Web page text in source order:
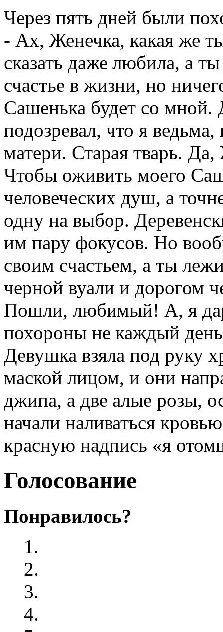
Через пять дней были
- Ах, Женечка, какая же
сказать даже любила, а
счастье в жизни, но
Сашенька будет со
подозревал, что я
матери. Старая тварь.
Чтобы оживить моего
человеческих душ, а
одну на выбор.
им пару фокусов. Но
своим счастьем, а ты
черной вуали и дорогом
Пошли, любимый! А, я
похороны не каждый
Девушка взяла под руку
маской лицом, и они
джипа, а две алые розы,
начали наливаться
красную надпись «я
Голосование
Понравилось?